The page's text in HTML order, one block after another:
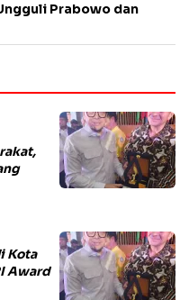
Prabowo dan
Kota
Award